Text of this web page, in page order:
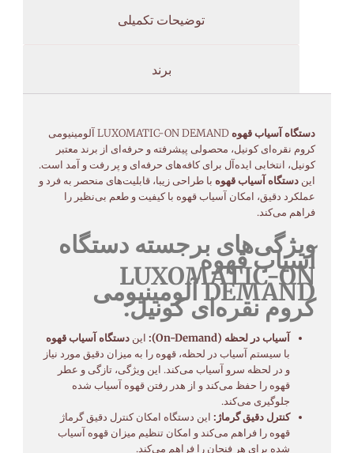
توضیحات تکمیلی
برند
دستگاه آسیاب قهوه
LUXOMATIC-ON DEMAND آلومینیومی
کروم نقره‌ای کونیل، محصولی پیشرفته و حرفه‌ای از برند معتبر
کونیل، انتخابی ایده‌آل برای کافه‌های حرفه‌ای و پر رفت و آمد است.
این دستگاه آسیاب قهوه با طراحی زیبا، قابلیت‌های منحصر به فرد و
عملکرد دقیق، امکان آسیاب قهوه با کیفیت و طعم بی‌نظیر را
فراهم می‌کند.
ویژگی‌های برجسته دستگاه
آسیاب قهوه
LUXOMATIC-ON
DEMAND آلومینیومی
کروم نقره‌ای کونیل:
آسیاب در لحظه (On-Demand): ایندستگاه آسیاب قهوه
با سیستم آسیاب در لحظه، قهوه را به میزان دقیق مورد نیاز
و در لحظه سرو آسیاب می‌کند. این ویژگی، تازگی و عطر
قهوه را حفظ می‌کند و از هدر رفتن قهوه آسیاب شده
جلوگیری می‌کند.
کنترل دقیق گرماژ: این دستگاه امکان کنترل دقیق گرماژ
قهوه را فراهم می‌کند و امکان تنظیم میزان قهوه آسیاب
شده برای هر فنجان را فراهم می‌کند.